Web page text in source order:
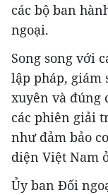
các bộ ban
ngoại.
Song song với
lập pháp, giám
xuyên và đúng
các phiên giải
như đảm bảo
diện Việt Nam
Ủy ban Đối